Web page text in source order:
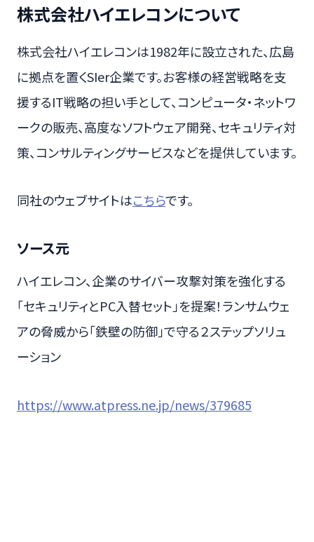
株式会社ハイエレコンについて
株式会社ハイエレコンは1982年に設立された、広島
に拠点を置くSIer企業です。お客様の経営戦略を支
援するIT戦略の担い手として、コンピュータ・ネットワ
ークの販売、高度なソフトウェア開発、セキュリティ対
策、コンサルティングサービスなどを提供しています。
同社のウェブサイトはこちらです。
ソース元
ハイエレコン、企業のサイバー攻撃対策を強化する
「セキュリティとPC入替セット」を提案！ランサムウェ
アの脅威から「鉄壁の防御」で守る２ステップソリュ
ーション
https://www.atpress.ne.jp/news/379685